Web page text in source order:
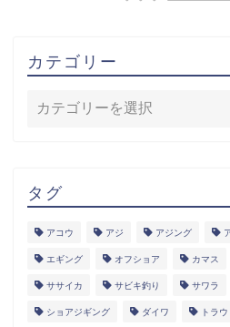
カテゴリー
タグ
アコウ アジ アジング
エギング オフショア カマス
ササイカ サビキ釣り サワラ
ショアジギング ダイワ トラウ